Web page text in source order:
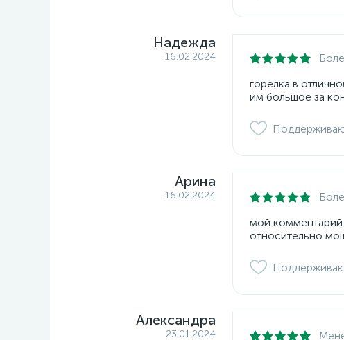
Надежда
16.02.2024
горелка в
им большое за
Арина
16.02.2024
мой комментарий
относительно
Александра
23.01.2024